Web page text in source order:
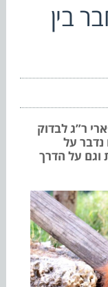
בין
ר”ג לבדוק
נדבר על
וגם על הדרך